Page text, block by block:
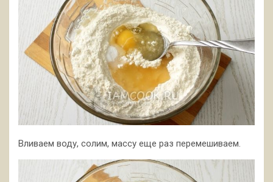
Вливаем воду, солим, массу еще раз перемешиваем.